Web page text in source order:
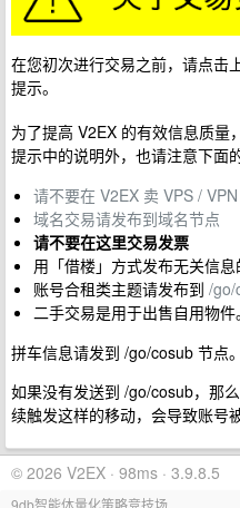
在您初次进行交易之前，请点击
提示。
为了提高 V2EX 的有效信息质量
提示中的说明外，也请注意下面
请不要在 V2EX 卖 VPS / VPN
域名交易请发布到域名节点
请不要在这里交易发票
用「借楼」方式发布无关信
账号合租类主题请发布到 /go/
二手交易是用于出售自用物件
拼车信息请发到 /go/cosub 节点。
如果没有发送到 /go/cosub，那
续触发这样的移动，会导致账号
© 2026 V2EX · 98ms · 3.9.8.5